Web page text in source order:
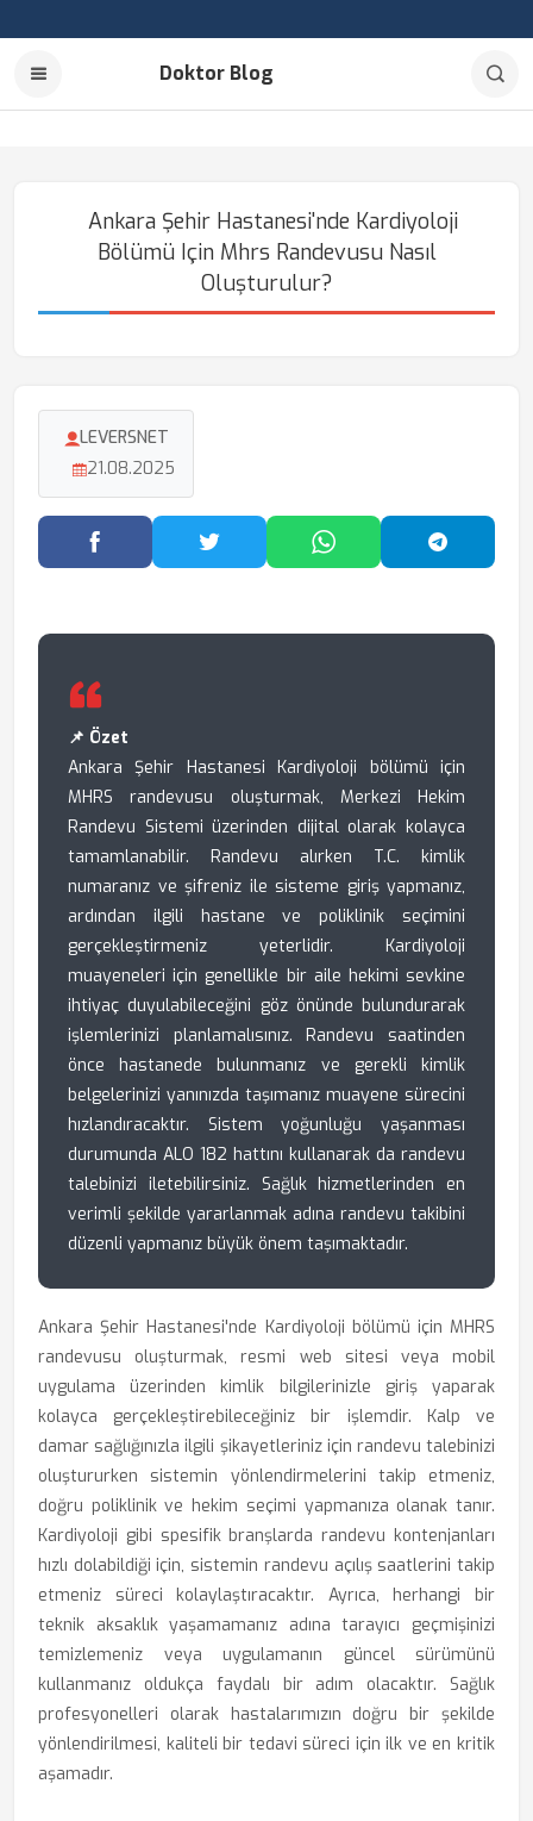
Doktor Blog
Ankara Şehir Hastanesi'nde Kardiyoloji
Bölümü Için Mhrs Randevusu Nasıl
Oluşturulur?
LEVERSNET
21.08.2025
Facebook'ta PaylaşTwitter'da PaylaşWhatsApp'ta Paylaş
📌 Özet
Ankara Şehir Hastanesi Kardiyoloji bölümü için
MHRS randevusu oluşturmak, Merkezi Hekim
Randevu Sistemi üzerinden dijital olarak kolayca
tamamlanabilir. Randevu alırken T.C. kimlik
numaranız ve şifreniz ile sisteme giriş yapmanız,
ardından ilgili hastane ve poliklinik seçimini
gerçekleştirmeniz yeterlidir. Kardiyoloji
muayeneleri için genellikle bir aile hekimi sevkine
ihtiyaç duyulabileceğini göz önünde bulundurarak
işlemlerinizi planlamalısınız. Randevu saatinden
önce hastanede bulunmanız ve gerekli kimlik
belgelerinizi yanınızda taşımanız muayene sürecini
hızlandıracaktır. Sistem yoğunluğu yaşanması
durumunda ALO 182 hattını kullanarak da randevu
talebinizi iletebilirsiniz. Sağlık hizmetlerinden en
verimli şekilde yararlanmak adına randevu takibini
düzenli yapmanız büyük önem taşımaktadır.
Ankara Şehir Hastanesi'nde Kardiyoloji bölümü için MHRS
randevusu oluşturmak, resmi web sitesi veya mobil
uygulama üzerinden kimlik bilgilerinizle giriş yaparak
kolayca gerçekleştirebileceğiniz bir işlemdir. Kalp ve
damar sağlığınızla ilgili şikayetleriniz için randevu talebinizi
oluştururken sistemin yönlendirmelerini takip etmeniz,
doğru poliklinik ve hekim seçimi yapmanıza olanak tanır.
Kardiyoloji gibi spesifik branşlarda randevu kontenjanları
hızlı dolabildiği için, sistemin randevu açılış saatlerini takip
etmeniz süreci kolaylaştıracaktır. Ayrıca, herhangi bir
teknik aksaklık yaşamamanız adına tarayıcı geçmişinizi
temizlemeniz veya uygulamanın güncel sürümünü
kullanmanız oldukça faydalı bir adım olacaktır. Sağlık
profesyonelleri olarak hastalarımızın doğru bir şekilde
yönlendirilmesi, kaliteli bir tedavi süreci için ilk ve en kritik
aşamadır.